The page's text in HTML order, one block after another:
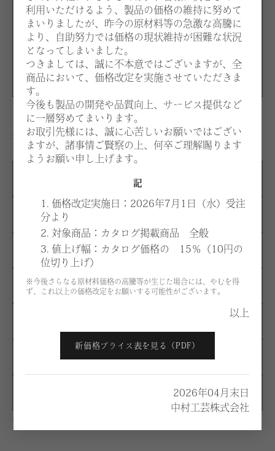
利用いただけるよう、製品の価格の維持に努めて
まいりましたが、昨今の原材料等の急激な高騰に
より、自助努力では価格の現状維持が困難な状況
となってしまいました。
つきましては、誠に不本意ではございますが、全
商品において、価格改定を実施させていただきま
す。
今後も製品の開発や品質向上、サービス提供など
に一層努めてまいります。
お取引先様には、誠に心苦しいお願いではござい
ますが、諸事情ご賢察の上、何卒ご理解賜ります
ようお願い申し上げます。
記
1. 価格改定実施日：2026年7月1日（水）受注
分より
2. 対象商品：カタログ掲載商品 全般
3. 値上げ幅：カタログ価格の 15％（10円の
位切り上げ）
※今後さらなる原材料価格の高騰等が生じた場合には、やむを得
ず、これ以上の価格改定をお願いする可能性がございます。
以上
新価格プライス表を見る（PDF）
2026年04月末日
中村工芸株式会社
ナチュラル
BDB
ダークブラウン
BWA
ウォルナット
生地：価格はお選びいただく張地、仕様により異なりま
す。
¥264,500
D ¥285,200
¥455,400
※価格は税別になります。